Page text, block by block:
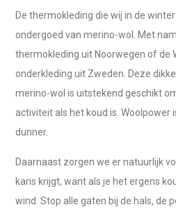
De thermokleding die wij in de
ondergoed van merino-wol. Met
thermokleding uit Noorwegen of de
onderkleding uit Zweden. Deze
merino-wol is uitstekend geschikt
activiteit als het koud is. Woolpower
dunner.
Daarnaast zorgen we er natuurlijk
kans krijgt, want als je het ergens
wind. Stop alle gaten bij de hals, de